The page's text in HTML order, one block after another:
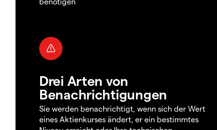
Drei Arten von
Benachrichtigungen
Sie werden benachrichtigt, wenn sich der Wert
eines Aktienkurses ändert, er ein bestimmtes